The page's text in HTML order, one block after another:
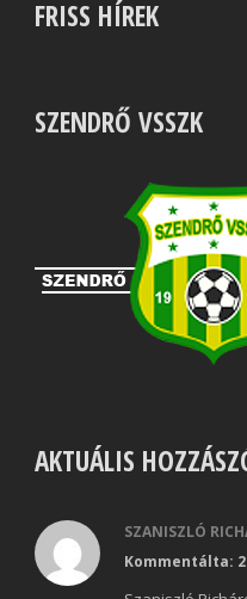
FRISS HÍREK
SZENDRŐ VSSZK
AKTUÁLIS
SZANISZLÓ
Kommentálta: